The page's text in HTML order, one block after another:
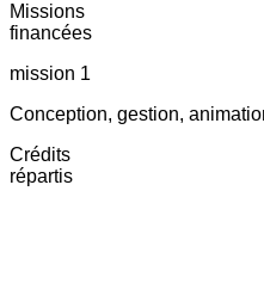
Missions
financées
mission 1
Conception, gestion,
Crédits
répartis